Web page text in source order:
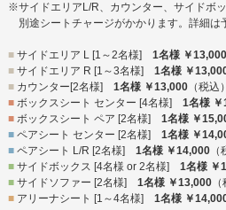
※サイドエリアL/R、カウンター、サイドボ
別途シートチャージがかかります。詳細
■ サイドエリア L [1～2名様] 1名様 ￥13,000
■ サイドエリア R [1～3名様] 1名様 ￥
■ カウンター[2名様] 1名様 ￥13,000 （税込
■ ボックスシート センター [4名様] 1名様
■ ボックスシート ペア [2名様] 1名様 ￥
■ ペアシート センター [2名様] 1名様 ￥
■ ペアシート L/R [2名様] 1名様 ￥14,000
■ サイドボックス [4名様 or 2名様] 1名様 ￥
■ サイドソファー [2名様] 1名様 ￥13,000
■ アリーナシート [1～4名様] 1名様 ￥